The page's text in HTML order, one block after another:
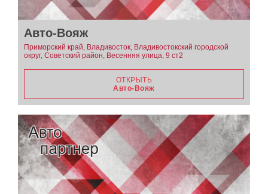
Авто-Вояж
Приморский край, Владивосток, Владивостокский городской
округ, Советский район, Весенняя улица, 9 ст2
ОТКРЫТЬ
Авто-Вояж